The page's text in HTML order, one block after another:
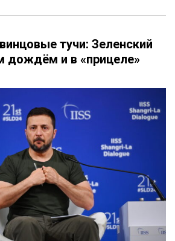
тучи: Зеленский
дождём и в «прицеле»